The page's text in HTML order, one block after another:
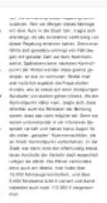
nach der Wahl. Le
Niederlage für
„La chute
des